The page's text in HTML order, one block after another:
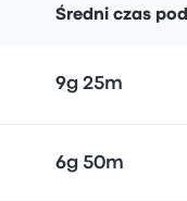
Średni czas
9g 25m
6g 50m